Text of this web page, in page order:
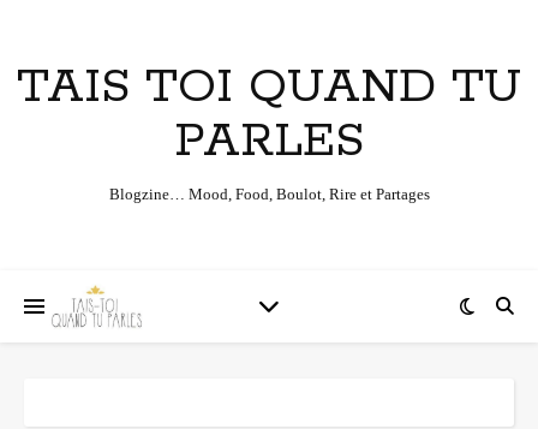
TAIS TOI QUAND TU
PARLES
Blogzine… Mood, Food, Boulot, Rire et Partages